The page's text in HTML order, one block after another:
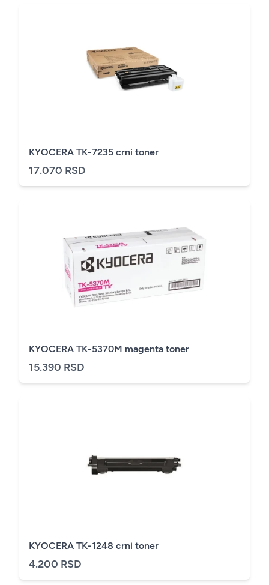
KYOCERA TK-7235 crni toner
17.070 RSD
KYOCERA TK-5370M magenta toner
15.390 RSD
KYOCERA TK-1248 crni toner
4.200 RSD